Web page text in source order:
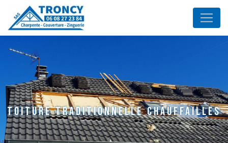
Panneau de gestion des cookies
toiture traditionnelle Chauffailles